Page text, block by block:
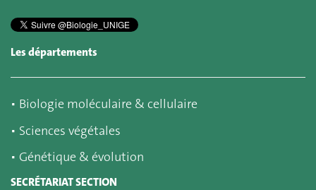
Les départements
▪ Biologie moléculaire & cellulaire
▪ Sciences végétales
▪ Génétique & évolution
SECRÉTARIAT SECTION